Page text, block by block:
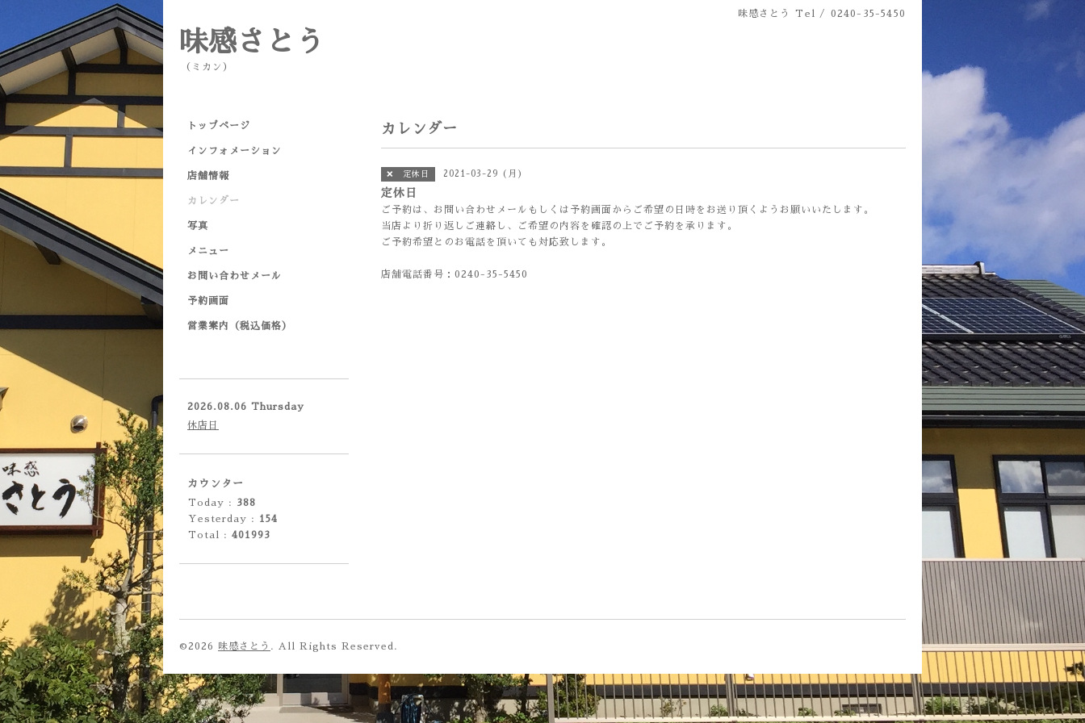
味感さとう Tel / 0240-35-5450
味感さとう
（ミカン）
カレンダー
❌ 定休日 2021-03-29 (月)
定休日
ご予約は、お問い合わせメールもしくは予約画面からご希望の日時をお送り頂くようお願いいたします。
当店より折り返しご連絡し、ご希望の内容を確認の上でご予約を承ります。
ご予約希望とのお電話を頂いても対応致します。
店舗電話番号：0240-35-5450
トップページ
インフォメーション
店舗情報
カレンダー
写真
メニュー
お問い合わせメール
予約画面
営業案内（税込価格）
2026.08.06 Thursday
休店日
カウンター
Today : 388
Yesterday : 154
Total : 401993
©2026 味感さとう . All Rights Reserved.